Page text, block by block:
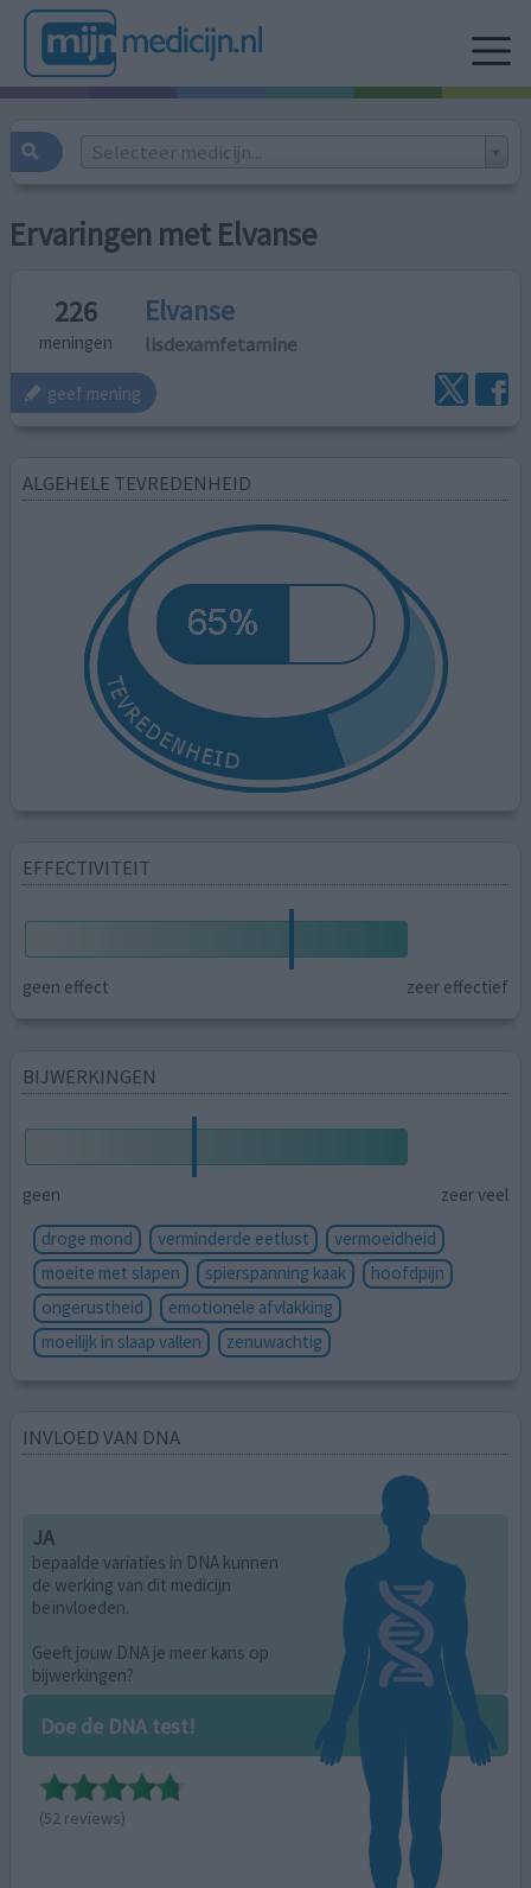
Selecteer medicijn...
Ervaringen met Elvanse
226
meningen
Elvanse
lisdexamfetamine
geef mening
ALGEHELE TEVREDENHEID
EFFECTIVITEIT
geen effect zeer effectief
BIJWERKINGEN
geen
zeer veel
droge mond
verminderde eetlust
vermoeidheid
moeite met slapen
spierspanning kaak
hoofdpijn
ongerustheid
emotionele afvlakking
moeilijk in slaap vallen
zenuwachtig
INVLOED VAN DNA
JA
bepaalde variaties in DNA kunnen
de werking van dit medicijn
beïnvloeden.
Geeft jouw DNA je meer kans op
bijwerkingen?
Doe de DNA test!
(52 reviews)